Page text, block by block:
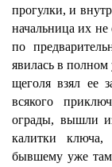
прогулки, и
начальница их не
по
явилась в
щеголя взял ее
всякого
ограды, вышли
калитки
бывшему уже